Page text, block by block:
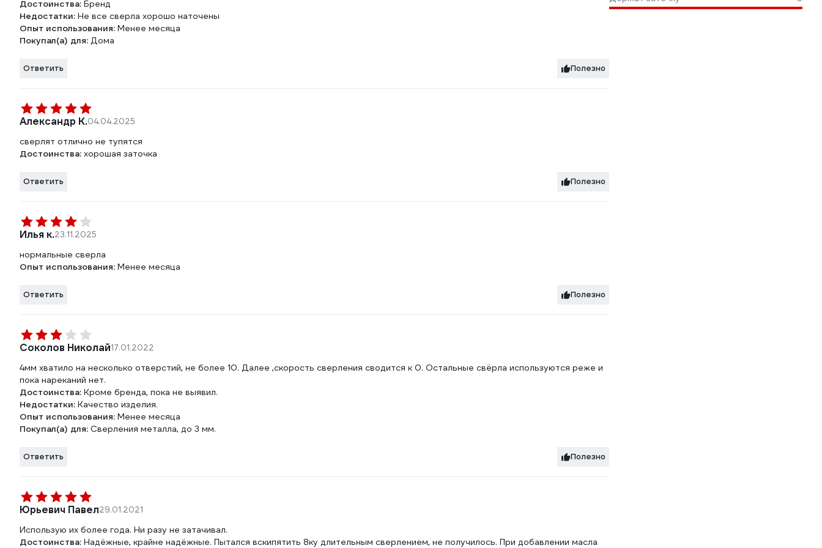
Достоинства: Бренд
Недостатки: Не все сверла хорошо наточены
Опыт использования: Менее месяца
Покупал(а) для: Дома
Ответить Полезно
Александр К.04.04.2025
сверлят отлично не тупятся
Достоинства: хорошая заточка
Ответить Полезно
Илья к.23.11.2025
нормальные сверла
Опыт использования: Менее месяца
Ответить Полезно
Соколов Николай17.01.2022
4мм хватило на несколько отверстий, не более 10. Далее ,скорость сверления сводится к 0. Остальные свёрла используются реже и
пока нареканий нет.
Достоинства: Кроме бренда, пока не выявил.
Недостатки: Качество изделия.
Опыт использования: Менее месяца
Покупал(а) для: Сверления металла, до 3 мм.
Ответить Полезно
Юрьевич Павел29.01.2021
Использую их более года. Ни разу не затачивал.
Достоинства: Надёжные, крайне надёжные. Пытался вскипятить 8ку длительным сверлением, не получилось. При добавлении масла